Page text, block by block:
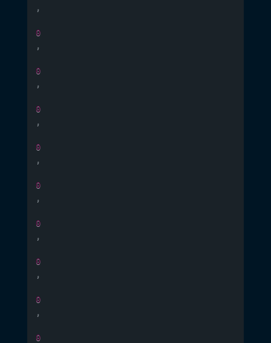
,
0
,
0
,
0
,
0
,
0
,
0
,
0
,
0
,
0